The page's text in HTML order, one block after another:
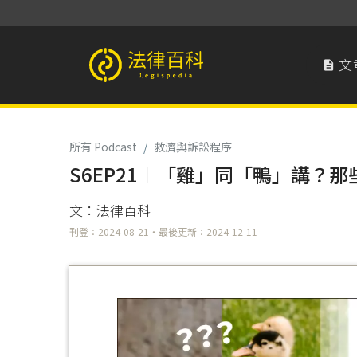
法律百科 Legispedia 
所有 Podcast / 救濟與訴訟程序
S6EP21︱「雞」同「鴨」講？
文：法律百科
刊登：2024-08-21・最後更新：2024-12-11